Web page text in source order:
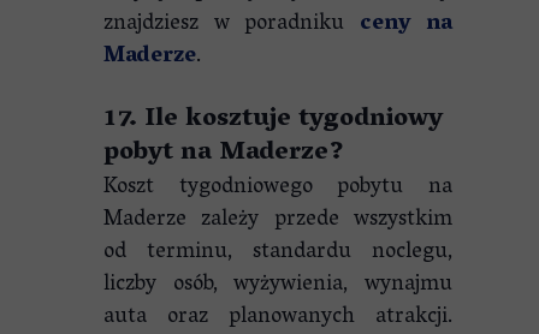
znajdziesz w poradniku ceny na
Maderze.
17. Ile kosztuje tygodniowy
pobyt na Maderze?
Koszt tygodniowego pobytu na
Maderze zależy przede wszystkim
od terminu, standardu noclegu,
liczby osób, wyżywienia, wynajmu
auta oraz planowanych atrakcji.